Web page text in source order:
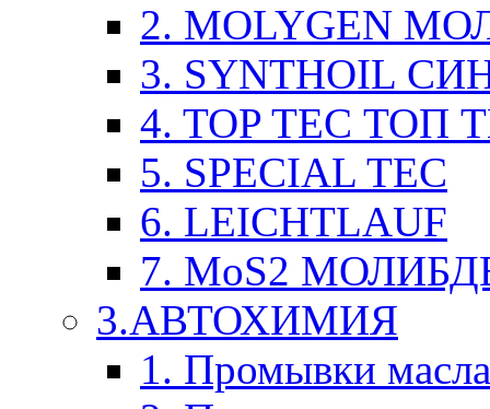
2. MOLYGEN
3. SYNTHOIL
4. TOP TEC ТОП
5. SPECIAL TEC
6. LEICHTLAUF
7. MoS2
3.АВТОХИМИЯ
1. Промывки масла